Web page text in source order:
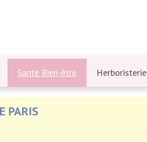
Santé Bien-être Herboristerie
PARIS